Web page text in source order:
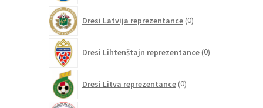
Dresi Latvija reprezentance 0izdelkov
Dresi Lihtenštajn reprezentance 0izdelkov
Dresi Litva reprezentance 0izdelkov